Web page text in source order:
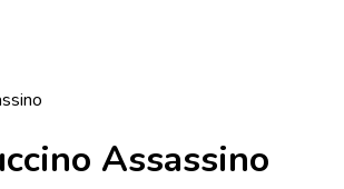
Assassino